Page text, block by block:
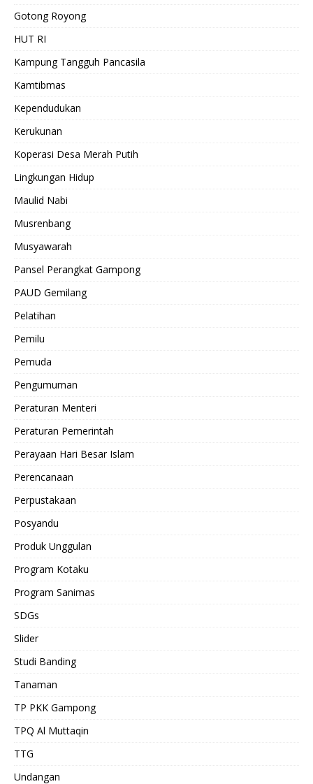
Gotong Royong
HUT RI
Kampung Tangguh Pancasila
Kamtibmas
Kependudukan
Kerukunan
Koperasi Desa Merah Putih
Lingkungan Hidup
Maulid Nabi
Musrenbang
Musyawarah
Pansel Perangkat Gampong
PAUD Gemilang
Pelatihan
Pemilu
Pemuda
Pengumuman
Peraturan Menteri
Peraturan Pemerintah
Perayaan Hari Besar Islam
Perencanaan
Perpustakaan
Posyandu
Produk Unggulan
Program Kotaku
Program Sanimas
SDGs
Slider
Studi Banding
Tanaman
TP PKK Gampong
TPQ Al Muttaqin
TTG
Undangan